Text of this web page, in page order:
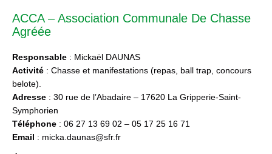
ACCA – Association Communale De Chasse
Agréée
Responsable : Mickaël DAUNAS
Activité : Chasse et manifestations (repas, ball trap, concours
belote).
Adresse : 30 rue de l’Abadaire – 17620 La Gripperie-Saint-
Symphorien
Téléphone : 06 27 13 69 02 – 05 17 25 16 71
Email : micka.daunas@sfr.fr